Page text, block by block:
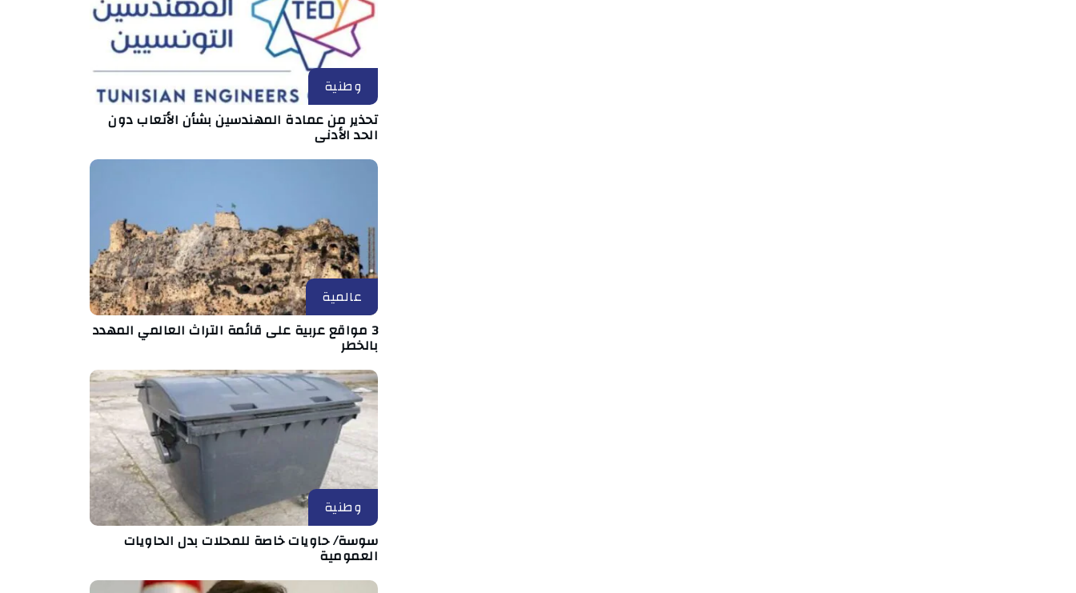
وطنية
تحذير من عمادة المهندسين بشأن الأتعاب دون
الحد الأدنى
عالمية
3 مواقع عربية على قائمة التراث العالمي المهدد
بالخطر
وطنية
سوسة/ حاويات خاصة للمحلات بدل الحاويات
العمومية